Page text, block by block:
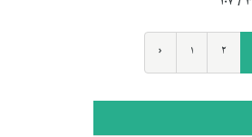
‹ ١ ٢